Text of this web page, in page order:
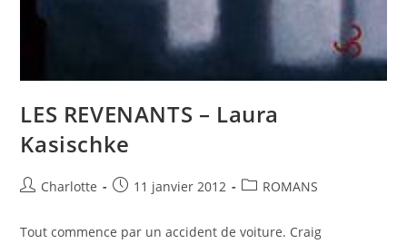
LES REVENANTS – Laura
Kasischke
Charlotte 11 janvier 2012 ROMANS
Tout commence par un accident de voiture. Craig